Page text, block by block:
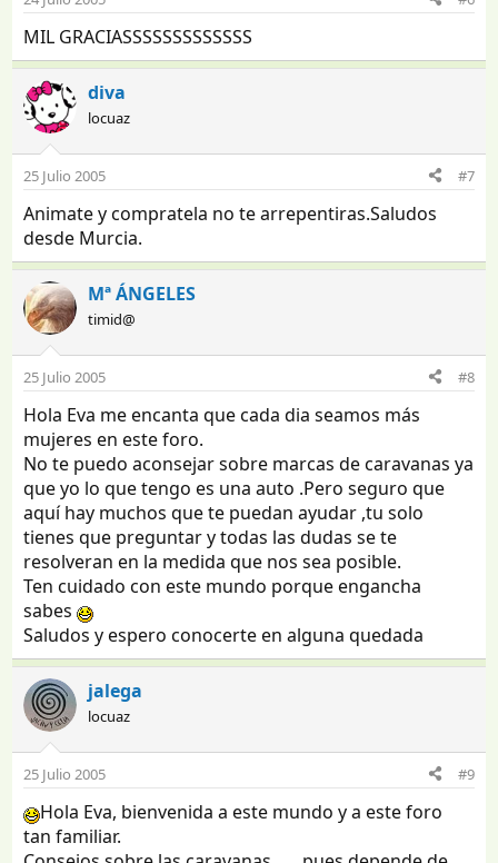
MIL GRACIASSSSSSSSSSSSS
diva
locuaz
25 Julio 2005 #7
Animate y compratela no te arrepentiras.Saludos
desde Murcia.
Mª ÁNGELES
timid@
25 Julio 2005 #8
Hola Eva me encanta que cada dia seamos más
mujeres en este foro.
No te puedo aconsejar sobre marcas de caravanas ya
que yo lo que tengo es una auto .Pero seguro que
aquí hay muchos que te puedan ayudar ,tu solo
tienes que preguntar y todas las dudas se te
resolveran en la medida que nos sea posible.
Ten cuidado con este mundo porque engancha
sabes
Saludos y espero conocerte en alguna quedada
jalega
locuaz
25 Julio 2005 #9
Hola Eva, bienvenida a este mundo y a este foro
tan familiar.